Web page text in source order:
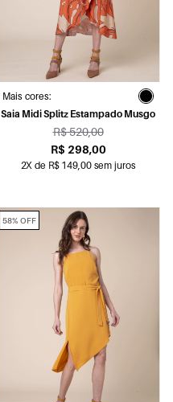
Mais cores:
Saia Midi Splitz Estampado Musgo
R$ 520,00
R$ 298,00
2X de R$ 149,00 sem juros
58% OFF